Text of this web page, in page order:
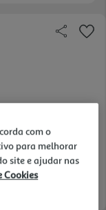
com o
para melhorar
site e ajudar nas
Cookies